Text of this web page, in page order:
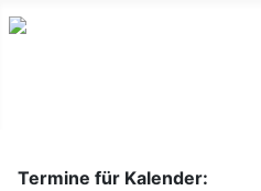
Termine für Kalender: